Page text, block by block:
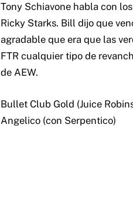
Tony Schiavone habla con
Ricky Starks. Bill dijo que
agradable que era que las
FTR cualquier tipo de
de AEW.
Bullet Club Gold (Juice
Angelico (con Serpentico)